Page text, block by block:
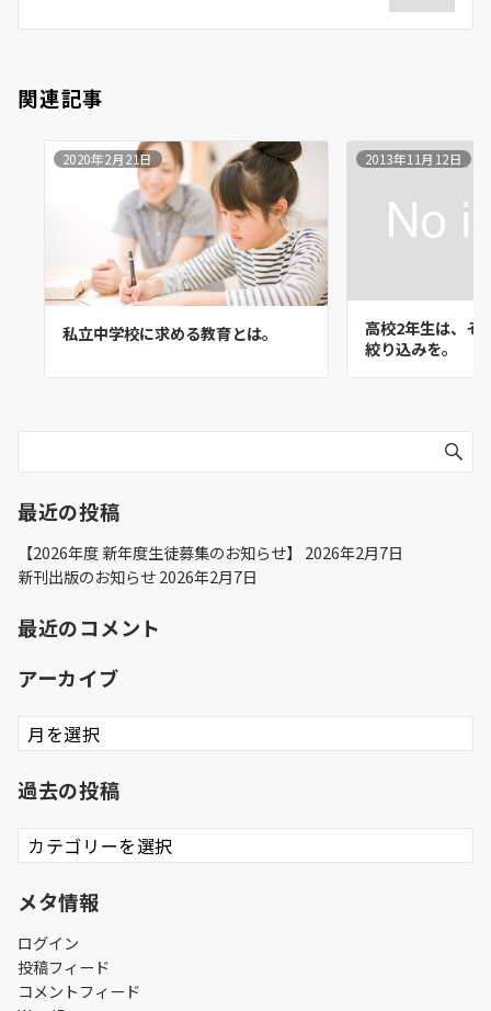
ン
関連記事
2020年2月21日
私立中学校に求める教育とは。
2013年11月12日
高校2年生は、そ
絞り込みを。
最近の投稿
【2026年度 新年度生徒募集のお知らせ】
2026年2月7日
新刊出版のお知らせ 2026年2月7日
最近のコメント
アーカイブ
ア
ー
イ
過去の投稿
過
去
投
メタ情報
ログイン
投稿フィード
コメントフィード